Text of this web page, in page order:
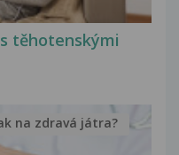
s těhotenskými
na zdravá játra?